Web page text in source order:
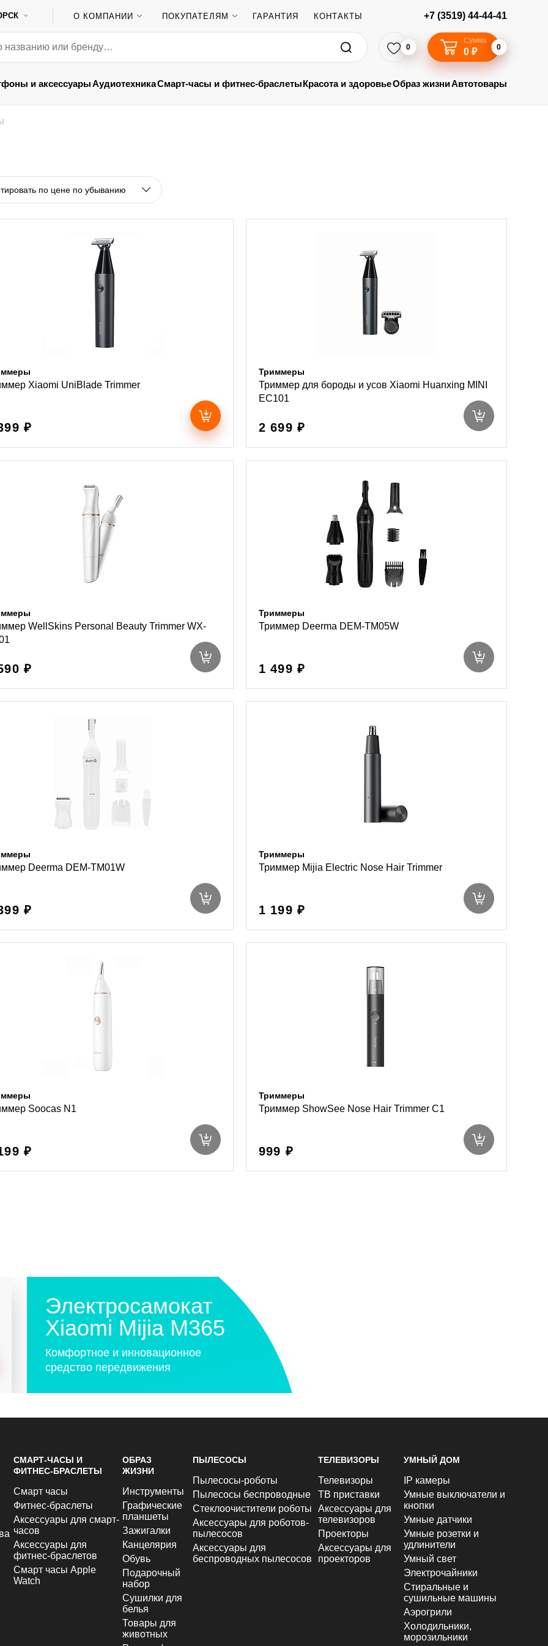
О КОМПАНИИ ПОКУПАТЕЛЯМ ГАРАНТИЯ КОНТАКТЫ +7 (3519) 44-44-41
0
Сумма
0 ₽ 0
и аксессуарыАудиотехникаСмарт-часы и фитнес-браслетыКрасота и здоровьеОбраз жизниАвтотовары
по цене по убыванию
Xiaomi UniBlade Trimmer
₽
Триммеры
Триммер для бороды и усов Xiaomi Huanxing MINI
EC101
2 699 ₽
WellSkins Personal Beauty Trimmer WX-
₽
Триммеры
Триммер Deerma DEM-TM05W
1 499 ₽
Deerma DEM-TM01W
₽
Триммеры
Триммер Mijia Electric Nose Hair Trimmer
1 199 ₽
Soocas N1
₽
Триммеры
Триммер ShowSee Nose Hair Trimmer C1
999 ₽
Электросамокат
Xiaomi Mijia M365
Комфортное и инновационное
средство передвижения
СМАРТ-ЧАСЫ И
ФИТНЕС-БРАСЛЕТЫ
Смарт часы
Фитнес-браслеты
Аксессуары для смарт-
часов
Аксессуары для
фитнес-браслетов
Смарт часы Apple
Watch
ОБРАЗ
ЖИЗНИ
Инструменты
Графические
планшеты
Зажигалки
Канцелярия
Обувь
Подарочный
набор
Сушилки для
белья
Товары для
животных
ПЫЛЕСОСЫ
Пылесосы-роботы
Пылесосы беспроводные
Стеклоочистители роботы
Аксессуары для роботов-
пылесосов
Аксессуары для
беспроводных пылесосов
ТЕЛЕВИЗОРЫ
Телевизоры
ТВ приставки
Аксессуары для
телевизоров
Проекторы
Аксессуары для
проекторов
УМНЫЙ ДОМ
IP камеры
Умные выключатели и
кнопки
Умные датчики
Умные розетки и
удлинители
Умный свет
Электрочайники
Стиральные и
сушильные машины
Аэрогрили
Холодильники,
морозильники